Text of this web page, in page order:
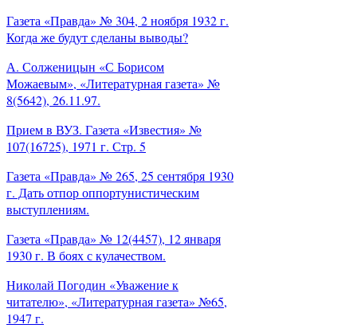
Газета «Правда» № 304, 2 ноября 1932 г.
Когда же будут сделаны выводы?
А. Солженицын «С Борисом
Можаевым», «Литературная газета» №
8(5642), 26.11.97.
Прием в ВУЗ. Газета «Известия» №
107(16725), 1971 г. Стр. 5
Газета «Правда» № 265, 25 сентября 1930
г. Дать отпор оппортунистическим
выступлениям.
Газета «Правда» № 12(4457), 12 января
1930 г. В боях с кулачеством.
Николай Погодин «Уважение к
читателю», «Литературная газета» №65,
1947 г.